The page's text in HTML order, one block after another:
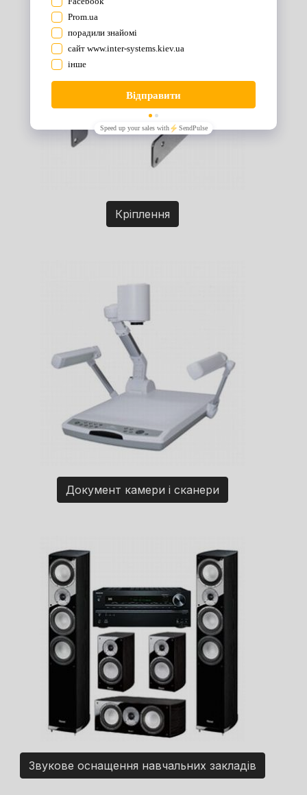
Кріплення
Документ камери і сканери
Звукове оснащення навчальних закладів